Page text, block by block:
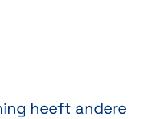
heeft andere